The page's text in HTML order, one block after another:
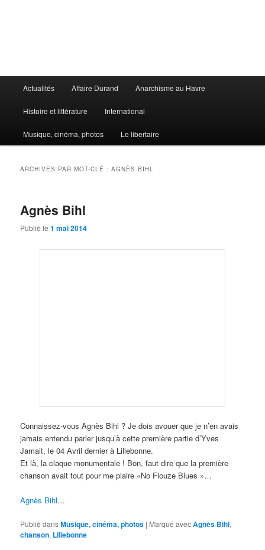
principal
Actualités Affaire Durand Anarchisme au Havre
Histoire et littérature International
Musique, cinéma, photos Le libertaire
ARCHIVES PAR MOT-CLÉ :AGNÈS BIHL
Agnès Bihl
Publié le1 mai 2014
Connaissez-vous Agnès Bihl ? Je dois avouer que je n’en avais
jamais entendu parler jusqu’à cette première partie d’Yves
Jamait, le 04 Avril dernier à Lillebonne.
Et là, la claque monumentale ! Bon, faut dire que la première
chanson avait tout pour me plaire «No Flouze Blues »…
Agnès Bihl…
Publié dansMusique, cinéma, photos | Marqué avecAgnès Bihl,
chanson, Lillebonne